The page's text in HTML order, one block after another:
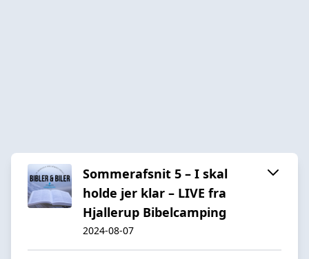
Sommerafsnit 5 – I skal
holde jer klar – LIVE fra
Hjallerup Bibelcamping
2024-08-07